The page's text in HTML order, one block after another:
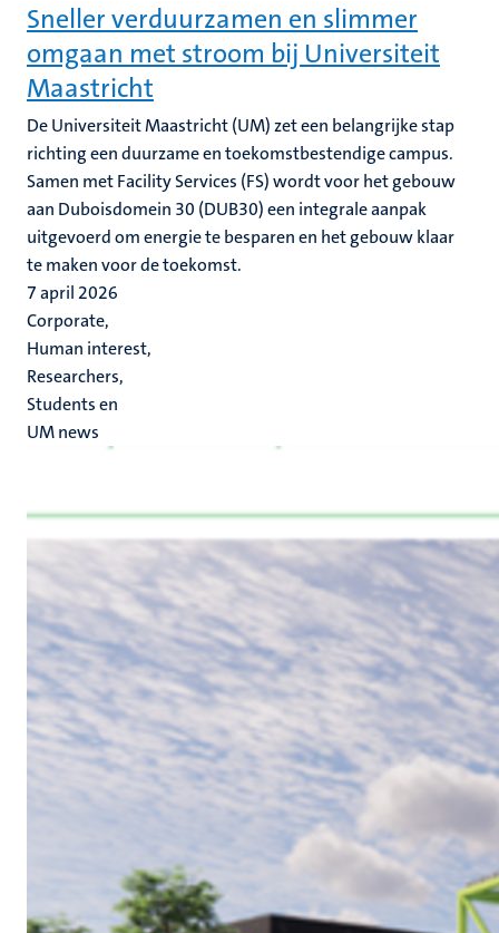
Sneller verduurzamen en slimmer
omgaan met stroom bij Universiteit
Maastricht
De Universiteit Maastricht (UM) zet een belangrijke stap
richting een duurzame en toekomstbestendige campus.
Samen met Facility Services (FS) wordt voor het gebouw
aan Duboisdomein 30 (DUB30) een integrale aanpak
uitgevoerd om energie te besparen en het gebouw klaar
te maken voor de toekomst.
7 april 2026
Corporate,
Human interest,
Researchers,
Students en
UM news